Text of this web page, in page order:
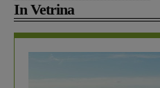
In Vetrina